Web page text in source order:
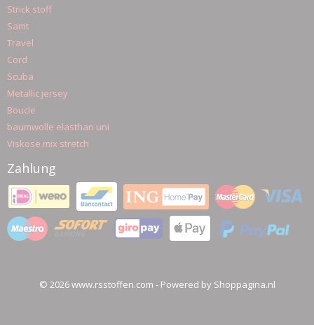
Strick stoff
Samt
Travel
Cord
Scuba
Metallic jersey
Boucle
baumwolle elasthan uni
Viskose mix stretch
Zahlung
© 2026 www.rsstoffen.com - Powered by Shoppagina.nl